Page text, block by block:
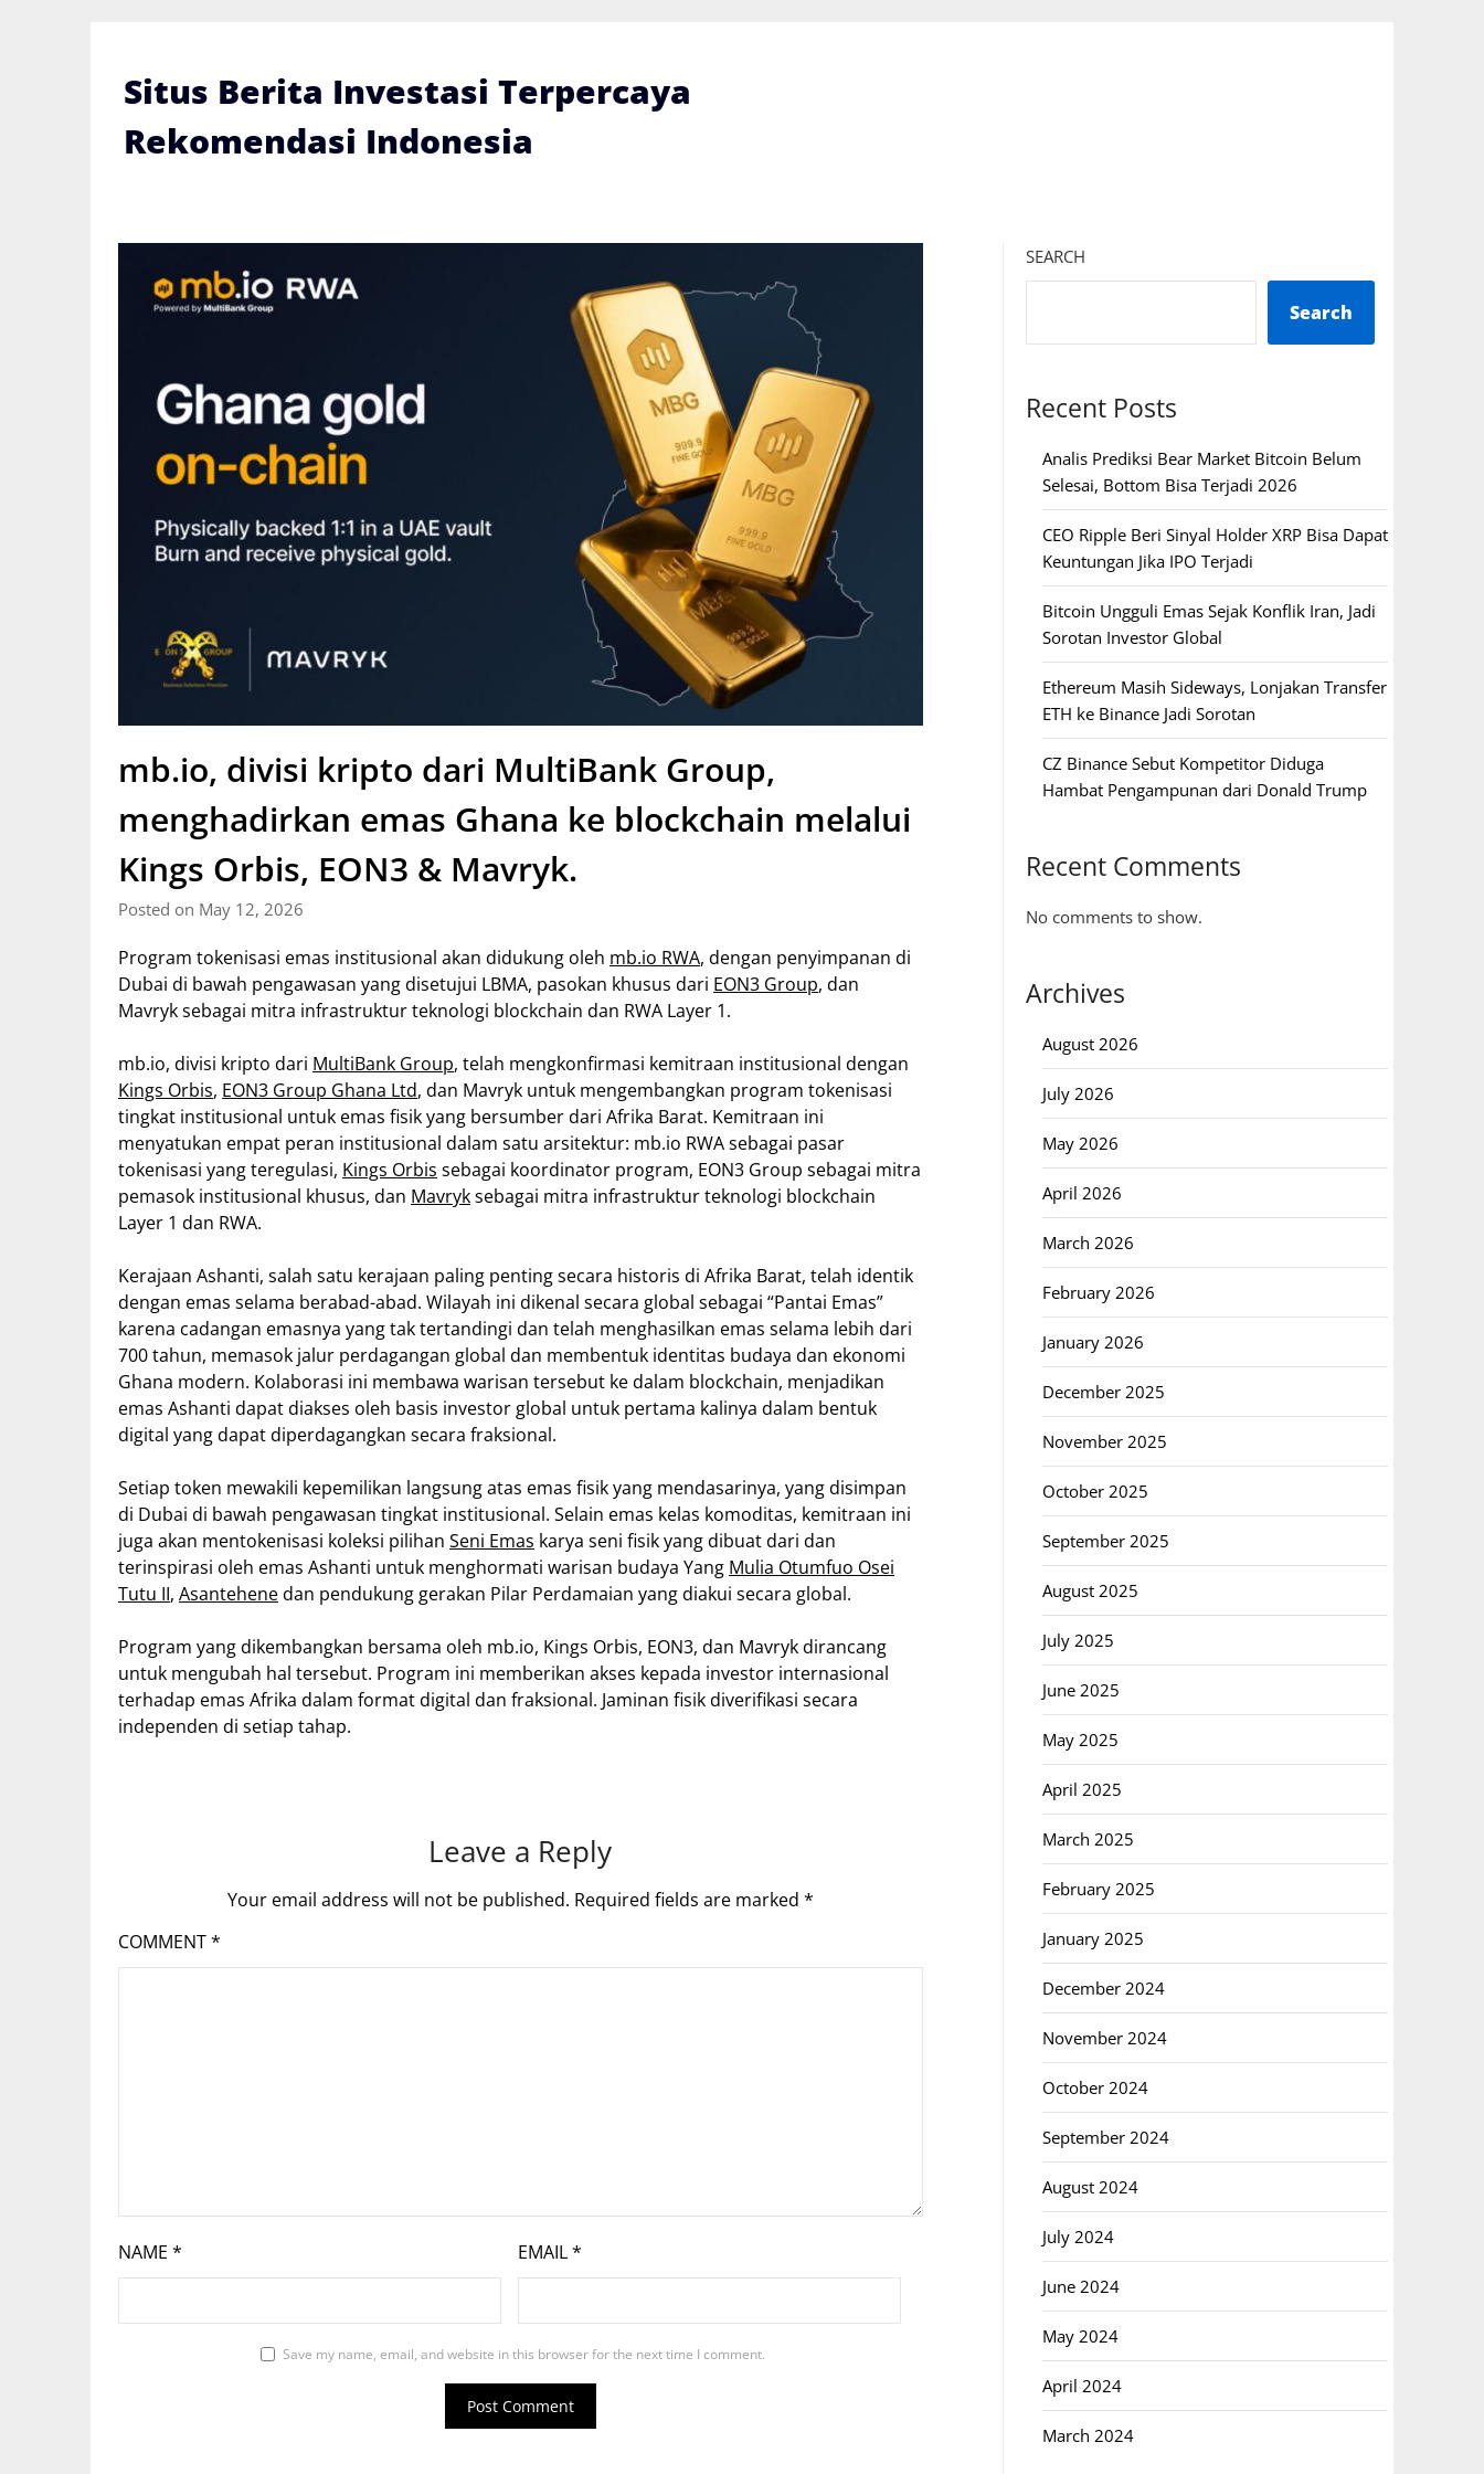
Situs Berita Investasi Terpercaya
Rekomendasi Indonesia
mb.io, divisi kripto dari MultiBank Group,
menghadirkan emas Ghana ke blockchain melalui
Kings Orbis, EON3 & Mavryk.
Posted on May 12, 2026
Program tokenisasi emas institusional akan didukung oleh mb.io RWA, dengan penyimpanan di
Dubai di bawah pengawasan yang disetujui LBMA, pasokan khusus dari EON3 Group, dan
Mavryk sebagai mitra infrastruktur teknologi blockchain dan RWA Layer 1.
mb.io, divisi kripto dari MultiBank Group, telah mengkonfirmasi kemitraan institusional dengan
Kings Orbis, EON3 Group Ghana Ltd, dan Mavryk untuk mengembangkan program tokenisasi
tingkat institusional untuk emas fisik yang bersumber dari Afrika Barat. Kemitraan ini
menyatukan empat peran institusional dalam satu arsitektur: mb.io RWA sebagai pasar
tokenisasi yang teregulasi, Kings Orbis sebagai koordinator program, EON3 Group sebagai mitra
pemasok institusional khusus, dan Mavryksebagai mitra infrastruktur teknologi blockchain
Layer 1 dan RWA.
Kerajaan Ashanti, salah satu kerajaan paling penting secara historis di Afrika Barat, telah identik
dengan emas selama berabad-abad. Wilayah ini dikenal secara global sebagai “Pantai Emas”
karena cadangan emasnya yang tak tertandingi dan telah menghasilkan emas selama lebih dari
700 tahun, memasok jalur perdagangan global dan membentuk identitas budaya dan ekonomi
Ghana modern. Kolaborasi ini membawa warisan tersebut ke dalam blockchain, menjadikan
emas Ashanti dapat diakses oleh basis investor global untuk pertama kalinya dalam bentuk
digital yang dapat diperdagangkan secara fraksional.
Setiap token mewakili kepemilikan langsung atas emas fisik yang mendasarinya, yang disimpan
di Dubai di bawah pengawasan tingkat institusional. Selain emas kelas komoditas, kemitraan ini
juga akan mentokenisasi koleksi pilihan Seni Emas karya seni fisik yang dibuat dari dan
terinspirasi oleh emas Ashanti untuk menghormati warisan budaya Yang Mulia Otumfuo Osei
Tutu II, Asantehenedan pendukung gerakan Pilar Perdamaian yang diakui secara global.
Program yang dikembangkan bersama oleh mb.io, Kings Orbis, EON3, dan Mavryk dirancang
untuk mengubah hal tersebut. Program ini memberikan akses kepada investor internasional
terhadap emas Afrika dalam format digital dan fraksional. Jaminan fisik diverifikasi secara
independen di setiap tahap.
Leave a Reply
Your email address will not be published. Required fields are marked *
COMMENT*
NAME * EMAIL*
Save my name, email, and website in this browser for the next time I comment.
SEARCH
Search
Recent Posts
Analis Prediksi Bear Market Bitcoin Belum
Selesai, Bottom Bisa Terjadi 2026
CEO Ripple Beri Sinyal Holder XRP Bisa Dapat
Keuntungan Jika IPO Terjadi
Bitcoin Ungguli Emas Sejak Konflik Iran, Jadi
Sorotan Investor Global
Ethereum Masih Sideways, Lonjakan Transfer
ETH ke Binance Jadi Sorotan
CZ Binance Sebut Kompetitor Diduga
Hambat Pengampunan dari Donald Trump
Recent Comments
No comments to show.
Archives
August 2026
July 2026
May 2026
April 2026
March 2026
February 2026
January 2026
December 2025
November 2025
October 2025
September 2025
August 2025
July 2025
June 2025
May 2025
April 2025
March 2025
February 2025
January 2025
December 2024
November 2024
October 2024
September 2024
August 2024
July 2024
June 2024
May 2024
April 2024
March 2024